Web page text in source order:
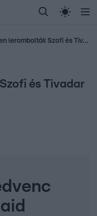
Randi Celeb vagyok,
Most Wanted Gallusz
Teljesen lerombolták Szofi és Tivadar fodrász szalonját
és Tivadar